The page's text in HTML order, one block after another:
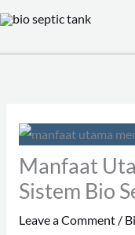
Skip
content
Manfaat
Sistem Bio
Leave a Comment /